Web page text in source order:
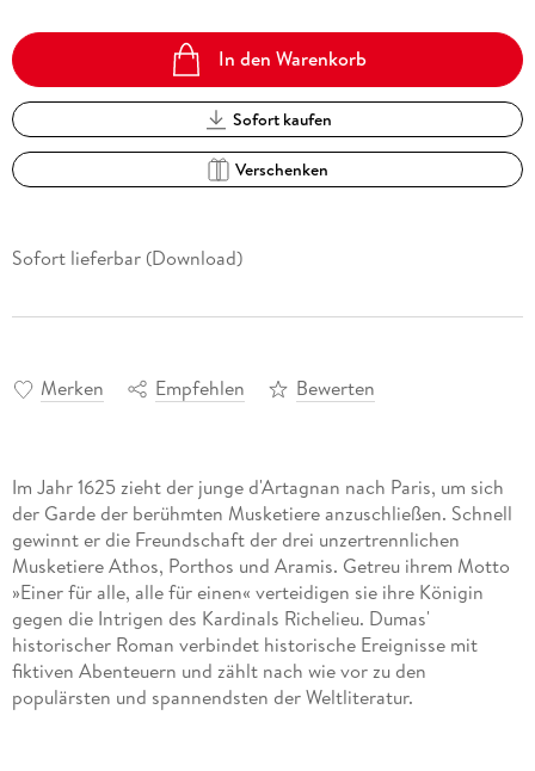
In den Warenkorb
Sofort kaufen
Verschenken
Sofort lieferbar (Download)
Merken Empfehlen Bewerten
Im Jahr 1625 zieht der junge d'Artagnan nach Paris, um sich
der Garde der berühmten Musketiere anzuschließen. Schnell
gewinnt er die Freundschaft der drei unzertrennlichen
Musketiere Athos, Porthos und Aramis. Getreu ihrem Motto
»Einer für alle, alle für einen« verteidigen sie ihre Königin
gegen die Intrigen des Kardinals Richelieu. Dumas'
historischer Roman verbindet historische Ereignisse mit
fiktiven Abenteuern und zählt nach wie vor zu den
populärsten und spannendsten der Weltliteratur.